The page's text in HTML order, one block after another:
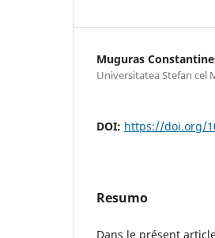
Muguras
Universitatea Stefan cel
DOI: https://doi.org/
Resumo
Dans le présent